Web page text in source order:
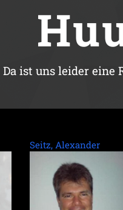
Da ist uns leider eine
Seitz, Alexander